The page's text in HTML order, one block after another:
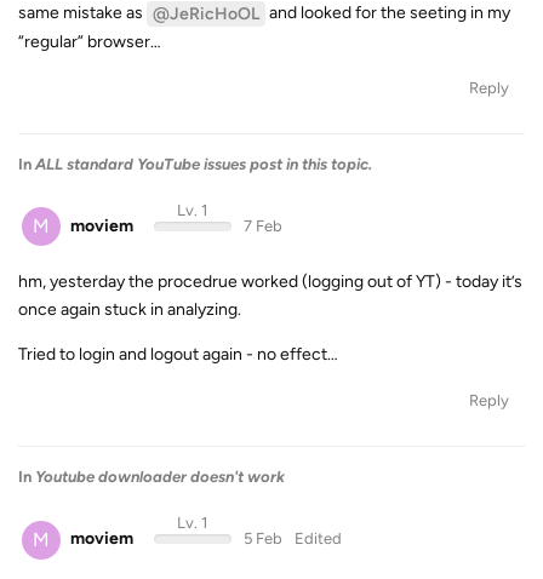
same mistake as @JeRicHoOL and looked for the seeting in my
“regular” browser…
Reply
In ALL standard YouTube issues post in this topic.
M moviem
Lv. 1
7 Feb
hm, yesterday the procedrue worked (logging out of YT) - today it’s
once again stuck in analyzing.
Tried to login and logout again - no effect…
Reply
In Youtube downloader doesn't work
M moviem
Lv. 1
5 Feb
Edited